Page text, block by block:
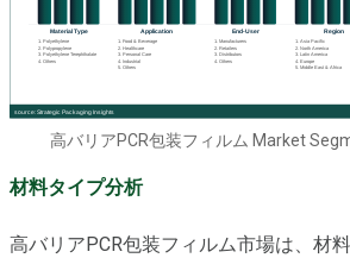
高バリアPCR包装フィルム Market
材料タイプ分析
高バリアPCR包装フィルム市場は、材